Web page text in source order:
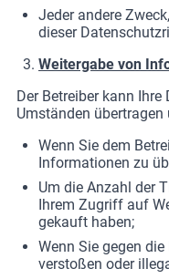
Jeder andere
dieser
Weitergabe von
Der Betreiber kann
Umständen
Wenn Sie dem
Informationen zu
Um die Anzahl der
Ihrem Zugriff auf
gekauft haben;
Wenn Sie gegen
verstoßen oder